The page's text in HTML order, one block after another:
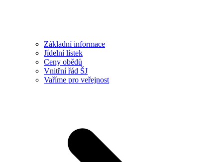
Základní informace
Jídelní lístek
Ceny obědů
Vnitřní řád ŠJ
Vaříme pro veřejnost